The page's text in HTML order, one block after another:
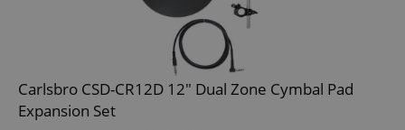
Carlsbro CSD-CR12D 12" Dual Zone Cymbal Pad
Expansion Set